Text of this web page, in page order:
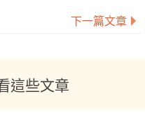
下一篇文章
這些文章